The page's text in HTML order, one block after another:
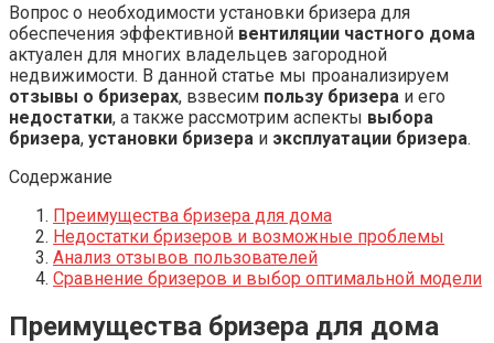
Вопрос о необходимости установки бризера для
обеспечения эффективной вентиляции частного дома
актуален для многих владельцев загородной
недвижимости. В данной статье мы проанализируем
отзывы о бризерах, взвесим пользу бризера и его
недостатки, а также рассмотрим аспекты выбора
бризера, установки бризера и эксплуатации бризера.
Содержание
Преимущества бризера для дома
Недостатки бризеров и возможные проблемы
Анализ отзывов пользователей
Сравнение бризеров и выбор оптимальной модели
Преимущества бризера для дома